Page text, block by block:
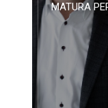
MATURA